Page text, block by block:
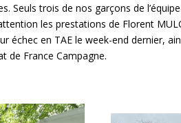
Seuls trois de nos garçons de
les prestations de Florent
échec en TAE le week-end dernier,
de France Campagne.